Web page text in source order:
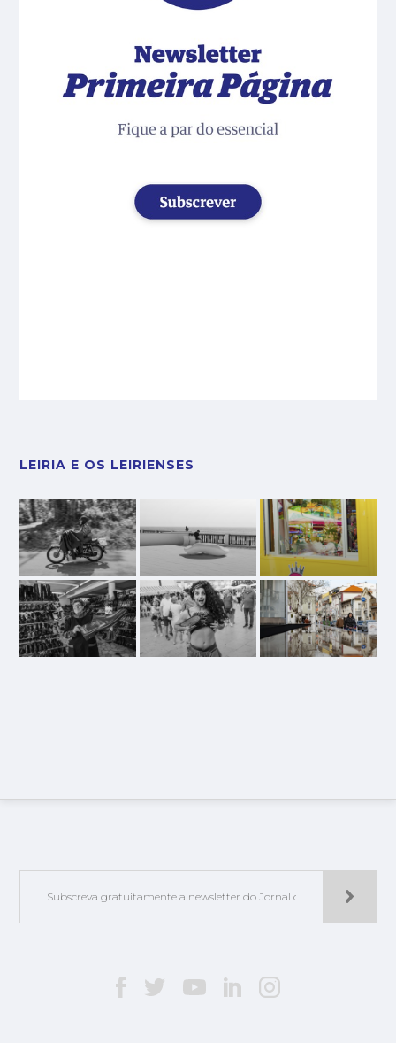
LEIRIA E OS LEIRIENSES